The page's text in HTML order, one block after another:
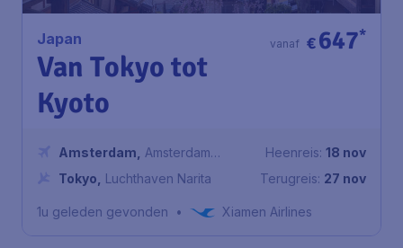
Japan
Van Tokyo tot
Kyoto
€647*
vanaf
Amsterdam
Amsterdam
Airport Schiphol
Tokyo Luchthaven Narita
Heenreis: 18 nov
Terugreis: 27 nov
1u geleden gevonden • Xiamen Airlines